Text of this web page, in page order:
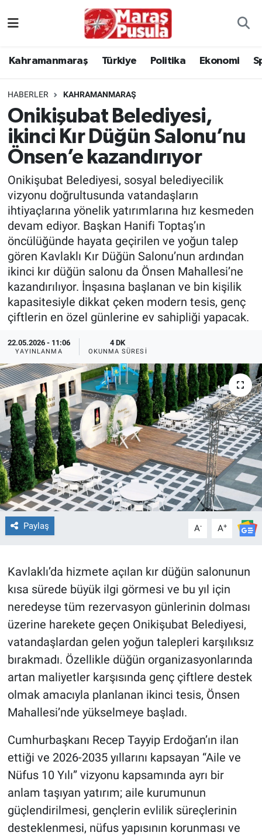
Kahramanmaraş Türkiye Politika Ekonomi
HABERLER KAHRAMANMARAŞ
Onikişubat Belediyesi,
ikinci Kır Düğün Salonu’nu
Önsen’e kazandırıyor
Onikişubat Belediyesi, sosyal belediyecilik
vizyonu doğrultusunda vatandaşların
ihtiyaçlarına yönelik yatırımlarına hız kesmeden
devam ediyor. Başkan Hanifi Toptaş’ın
öncülüğünde hayata geçirilen ve yoğun talep
gören Kavlaklı Kır Düğün Salonu’nun ardından
ikinci kır düğün salonu da Önsen Mahallesi’ne
kazandırılıyor. İnşasına başlanan ve bin kişilik
kapasitesiyle dikkat çeken modern tesis, genç
çiftlerin en özel günlerine ev sahipliği yapacak.
22.05.2026 - 11:06
YAYINLANMA
4 DK
OKUNMA SÜRESI
Paylaş A- A+
Kavlaklı’da hizmete açılan kır düğün salonunun
kısa sürede büyük ilgi görmesi ve bu yıl için
neredeyse tüm rezervasyon günlerinin dolması
üzerine harekete geçen Onikişubat Belediyesi,
vatandaşlardan gelen yoğun talepleri karşılıksız
bırakmadı. Özellikle düğün organizasyonlarında
artan maliyetler karşısında genç çiftlere destek
olmak amacıyla planlanan ikinci tesis, Önsen
Mahallesi’nde yükselmeye başladı.
Cumhurbaşkanı Recep Tayyip Erdoğan’ın ilan
ettiği ve 2026-2035 yıllarını kapsayan “Aile ve
Nüfus 10 Yılı” vizyonu kapsamında ayrı bir
anlam taşıyan yatırım; aile kurumunun
güçlendirilmesi, gençlerin evlilik süreçlerinin
desteklenmesi, nüfus yapısının korunması ve
Türkiye
Politika
Ekonomi
Spor
Kültür Sanat
Sağlık
TEKNOLOJİ
Dünya
İlçeler
MAGAZİN
Bilim, Teknoloji
ASAYİŞ
ÇEVRE
HABERDE İNSAN
EĞİTİM
Güvenlik
Bölge
İstanbul Namaz Vakitleri
İstanbul Trafik Yoğunluk Haritası
Süper Lig Puan Durumu ve Fikstür
Tüm Manşetler
Son Dakika Haberleri
Haber Arşivi